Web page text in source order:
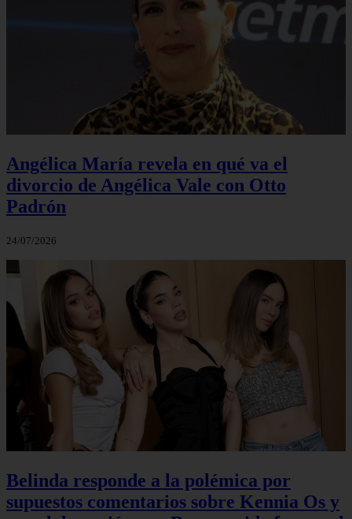
Angélica María revela en qué va el
divorcio de Angélica Vale con Otto
Padrón
24/07/2026
Belinda responde a la polémica por
supuestos comentarios sobre Kennia Os y